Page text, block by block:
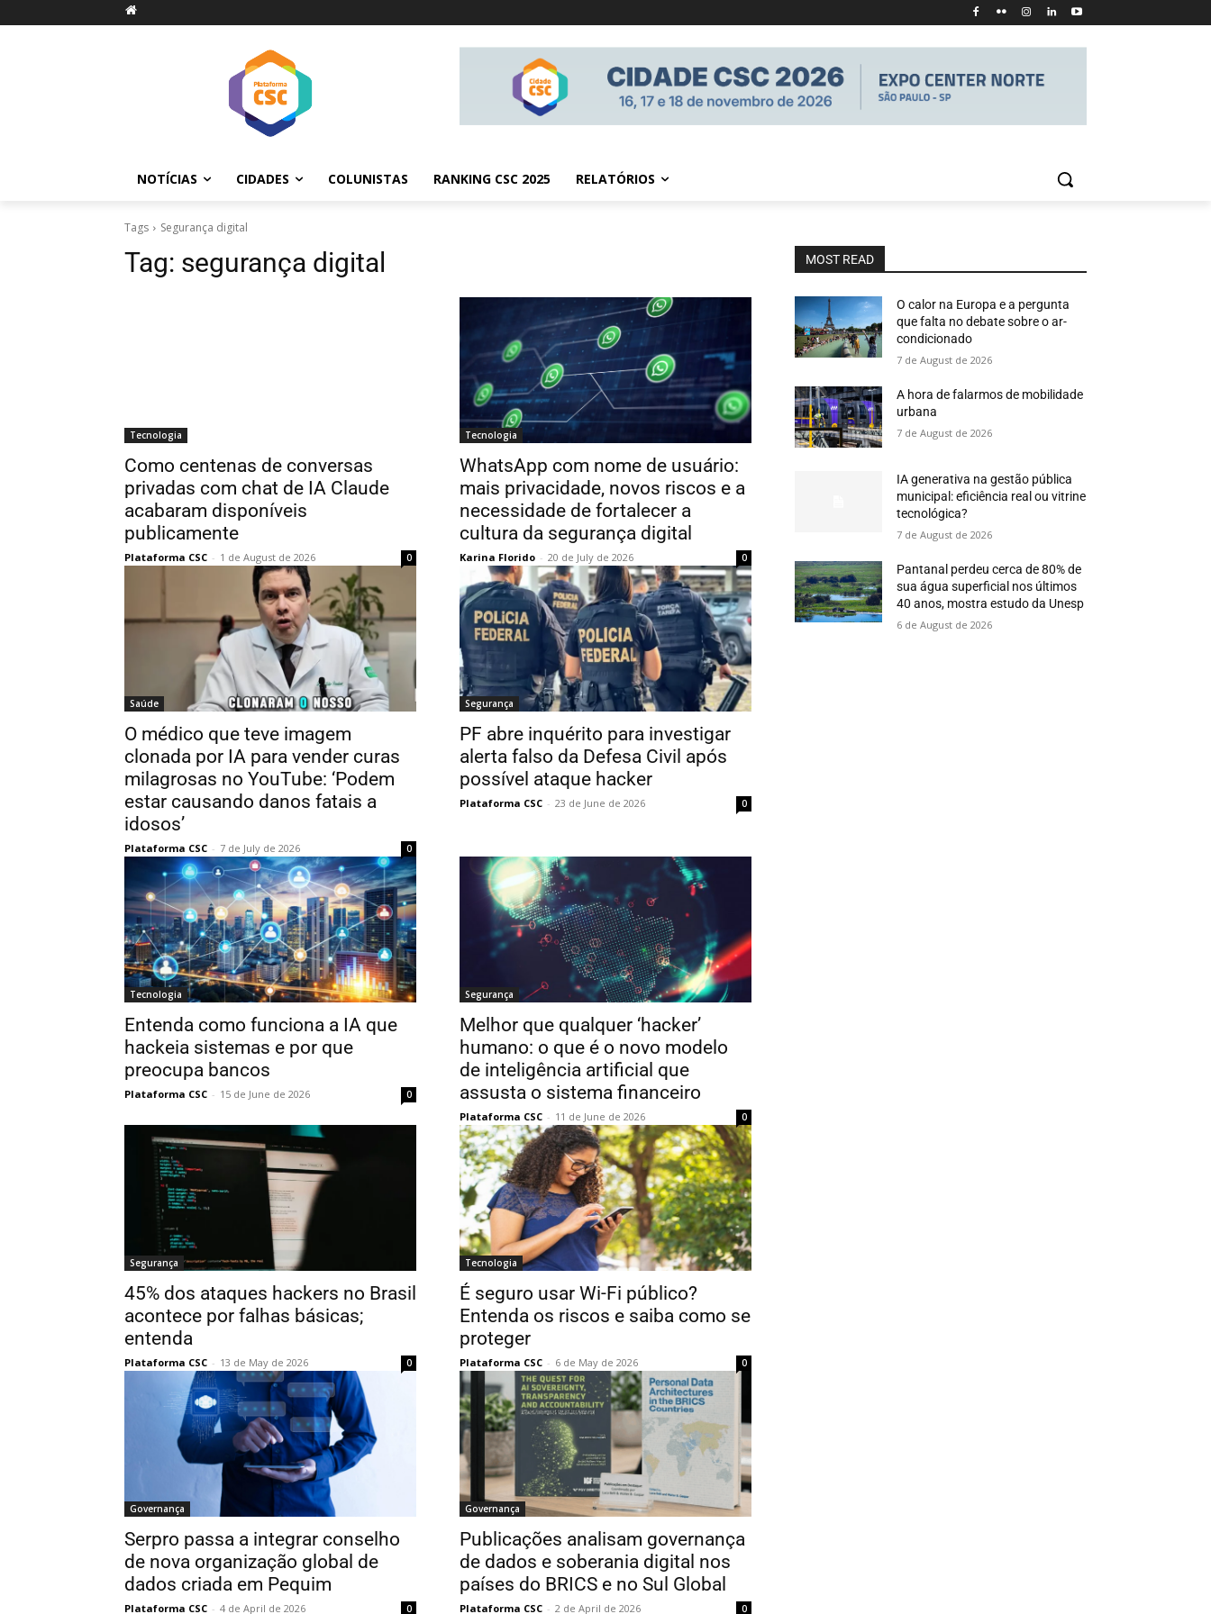
NOTÍCIAS CIDADES COLUNISTAS RANKING CSC 2025 RELATÓRIOS
Tags Segurança digital
Tag: segurança digital
Tecnologia
Como centenas de conversas
privadas com chat de IA Claude
acabaram disponíveis
publicamente
Plataforma CSC - 1 de August de 2026 0
Tecnologia
WhatsApp com nome de usuário:
mais privacidade, novos riscos e a
necessidade de fortalecer a
cultura da segurança digital
Karina Florido - 20 de July de 2026 0
Saúde
O médico que teve imagem
clonada por IA para vender curas
milagrosas no YouTube: ‘Podem
estar causando danos fatais a
idosos’
Plataforma CSC - 7 de July de 2026 0
Segurança
PF abre inquérito para investigar
alerta falso da Defesa Civil após
possível ataque hacker
Plataforma CSC - 23 de June de 2026 0
Tecnologia
Entenda como funciona a IA que
hackeia sistemas e por que
preocupa bancos
Plataforma CSC - 15 de June de 2026 0
Segurança
Melhor que qualquer ‘hacker’
humano: o que é o novo modelo
de inteligência artificial que
assusta o sistema financeiro
Plataforma CSC - 11 de June de 2026 0
Segurança
45% dos ataques hackers no Brasil
acontece por falhas básicas;
entenda
Plataforma CSC - 13 de May de 2026 0
Tecnologia
É seguro usar Wi-Fi público?
Entenda os riscos e saiba como se
proteger
Plataforma CSC - 6 de May de 2026 0
Governança
Serpro passa a integrar conselho
de nova organização global de
dados criada em Pequim
Plataforma CSC - 4 de April de 2026 0
Governança
Publicações analisam governança
de dados e soberania digital nos
países do BRICS e no Sul Global
Plataforma CSC - 2 de April de 2026 0
MOST READ
O calor na Europa e a pergunta
que falta no debate sobre o ar-
condicionado
7 de August de 2026
A hora de falarmos de mobilidade
urbana
7 de August de 2026
IA generativa na gestão pública
municipal: eficiência real ou vitrine
tecnológica?
7 de August de 2026
Pantanal perdeu cerca de 80% de
sua água superficial nos últimos
40 anos, mostra estudo da Unesp
6 de August de 2026